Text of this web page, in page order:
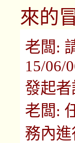
來的
老闆:
15/06/
發起者
老闆:
務內進